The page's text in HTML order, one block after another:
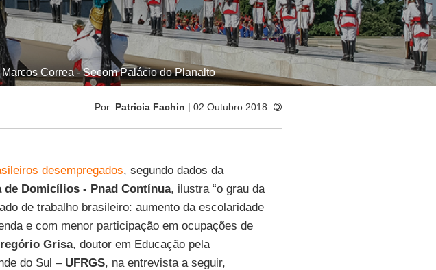
Correa - Secom Palácio do Planalto
Por: Patricia Fachin | 02 Outubro 2018
desempregados, segundo dados da
de Domicílios - Pnad Contínua, ilustra “o grau da
de trabalho brasileiro: aumento da escolaridade
e com menor participação em ocupações de
Grisa, doutor em Educação pela
do Sul – UFRGS, na entrevista a seguir,